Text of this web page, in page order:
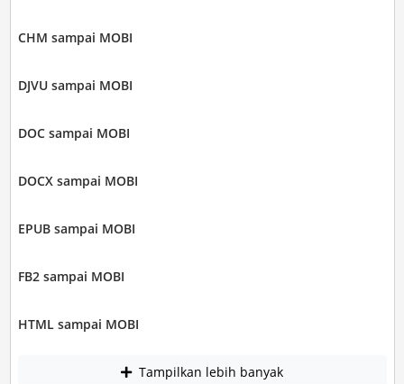
CHM sampai MOBI
DJVU sampai MOBI
DOC sampai MOBI
DOCX sampai MOBI
EPUB sampai MOBI
FB2 sampai MOBI
HTML sampai MOBI
Tampilkan lebih banyak